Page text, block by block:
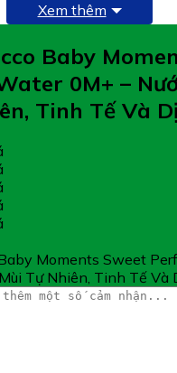
Xem thêm
Baby
0M+ –
Tinh Tế Và
Moments Sweet
Tự Nhiên, Tinh Tế Và